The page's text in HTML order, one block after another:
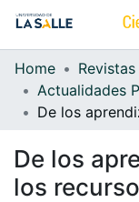
Communities &
All of DSpace
Home
De los
los